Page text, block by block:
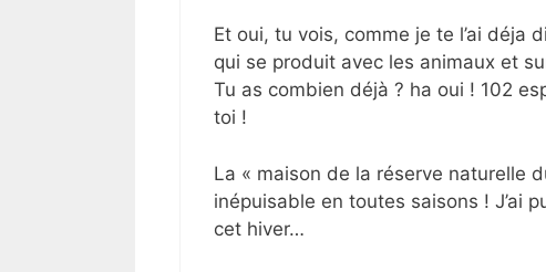
Et oui, tu vois, comme je te l’ai déja
qui se produit avec les animaux et
Tu as combien déjà ? ha oui ! 102
toi !
La « maison de la réserve naturelle
inépuisable en toutes saisons ! J’ai
cet hiver…